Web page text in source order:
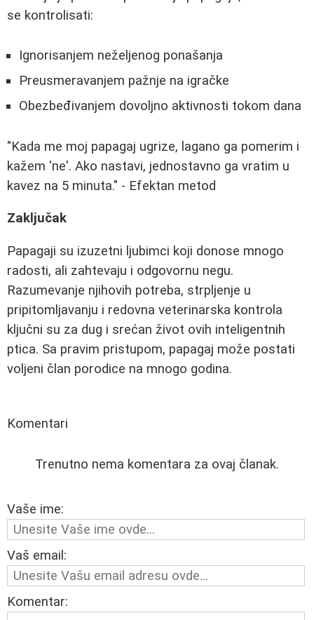
se kontrolisati:
Ignorisanjem neželjenog ponašanja
Preusmeravanjem pažnje na igračke
Obezbeđivanjem dovoljno aktivnosti tokom dana
"Kada me moj papagaj ugrize, lagano ga pomerim i
kažem 'ne'. Ako nastavi, jednostavno ga vratim u
kavez na 5 minuta." - Efektan metod
Zaključak
Papagaji su izuzetni ljubimci koji donose mnogo
radosti, ali zahtevaju i odgovornu negu.
Razumevanje njihovih potreba, strpljenje u
pripitomljavanju i redovna veterinarska kontrola
ključni su za dug i srećan život ovih inteligentnih
ptica. Sa pravim pristupom, papagaj može postati
voljeni član porodice na mnogo godina.
Komentari
Trenutno nema komentara za ovaj članak.
Vaše ime:
Vaš email:
Komentar: